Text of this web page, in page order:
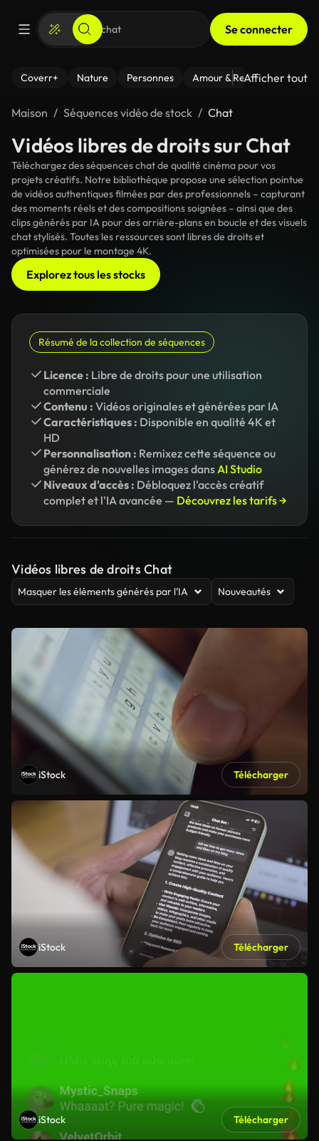
Se connecter
Coverr+ Nature Personnes Amour & Relations Le
Afficher tout
Maison Séquences vidéo de stock Chat
Vidéos libres de droits sur Chat
Téléchargez des séquences chat de qualité cinéma pour vos
projets créatifs. Notre bibliothèque propose une sélection pointue
de vidéos authentiques filmées par des professionnels – capturant
des moments réels et des compositions soignées – ainsi que des
clips générés par IA pour des arrière-plans en boucle et des visuels
chat stylisés. Toutes les ressources sont libres de droits et
optimisées pour le montage 4K.
Explorez tous les stocks
Résumé de la collection de séquences
Licence : Libre de droits pour une utilisation
commerciale
Contenu : Vidéos originales et générées par IA
Caractéristiques : Disponible en qualité 4K et
HD
Personnalisation : Remixez cette séquence ou
générez de nouvelles images dansAI Studio
Niveaux d'accès : Débloquez l'accès créatif
complet et l'IA avancée — Découvrez les tarifs →
Vidéos libres de droits Chat
Masquer les éléments générés par l’IA Nouveautés
iStock Télécharger
iStock Télécharger
iStock Télécharger